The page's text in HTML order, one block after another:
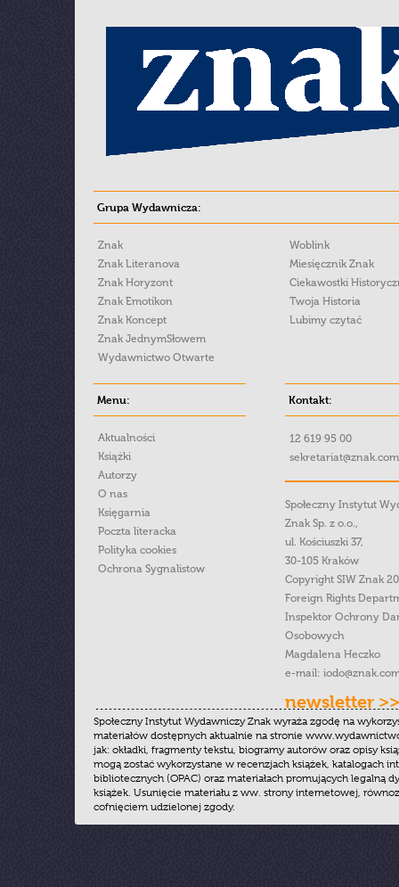
Grupa Wydawnicza:
Znak
Znak Literanova
Znak Horyzont
Znak Emotikon
Znak Koncept
Znak JednymSłowem
Wydawnictwo Otwarte
Woblink
Miesięcznik Znak
Ciekawostki
Twoja Historia
Lubimy czytać
Menu:
Aktualności
Książki
Autorzy
O nas
Księgarnia
Poczta literacka
Polityka cookies
Ochrona Sygnalistow
Kontakt:
12 619 95 00
Społeczny Instytut
Znak Sp. z o.o.,
ul. Kościuszki 37,
30-105 Kraków
Copyright SIW Znak
Foreign Rights
Inspektor Ochrony
Osobowych
Magdalena Heczko
e-mail:
newsletter >>
Społeczny Instytut Wydawniczy Znak wyraża zgodę na
materiałów dostępnych aktualnie na stronie
jak: okładki, fragmenty tekstu, biogramy autorów oraz opisy
mogą zostać wykorzystane w recenzjach książek, katalogach
bibliotecznych (OPAC) oraz materiałach promujących legalną
książek. Usunięcie materiału z ww. strony internetowej,
cofnięciem udzielonej zgody.